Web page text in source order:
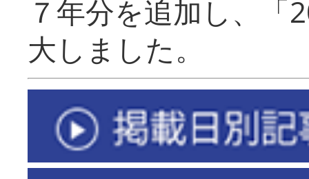
７年分を追加し、「
大しまし